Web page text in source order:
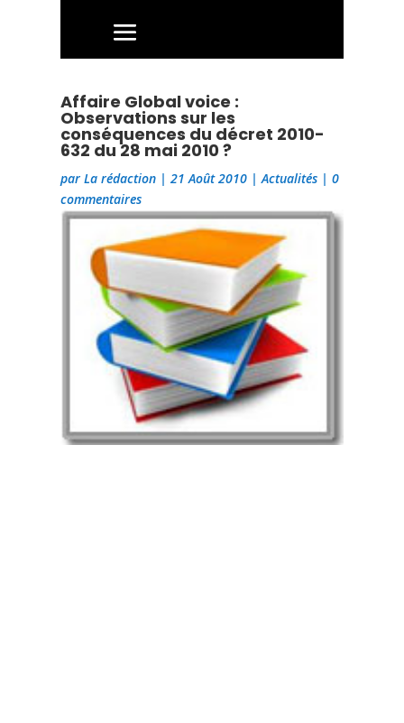
Affaire Global voice :
Observations sur les
conséquences du décret 2010-
632 du 28 mai 2010 ?
parLa rédaction |21 Août 2010 |Actualités |0
commentaires